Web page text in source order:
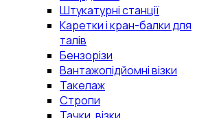
Штукатурні станції
Каретки і кран-балки для
талів
Бензорізи
Вантажопідйомні візки
Такелаж
Стропи